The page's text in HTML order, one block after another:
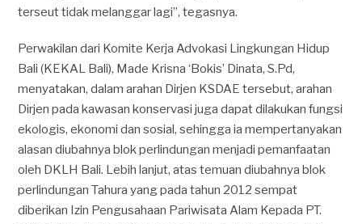
terseut tidak melanggar lagi”, tegasnya.
Perwakilan dari Komite Kerja Advokasi Lingkungan Hidup
Bali (KEKAL Bali), Made Krisna ‘Bokis’ Dinata, S.Pd,
menyatakan, dalam arahan Dirjen KSDAE tersebut, arahan
Dirjen pada kawasan konservasi juga dapat dilakukan fungsi
ekologis, ekonomi dan sosial, sehingga ia mempertanyakan
alasan diubahnya blok perlindungan menjadi pemanfaatan
oleh DKLH Bali. Lebih lanjut, atas temuan diubahnya blok
perlindungan Tahura yang pada tahun 2012 sempat
diberikan Izin Pengusahaan Pariwisata Alam Kepada PT.